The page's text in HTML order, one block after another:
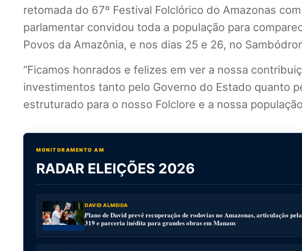
retomada do 67º Festival Folclórico do Amazonas
parlamentar convidou toda a população para
Povos da Amazônia, e nos dias 25 e 26, no
“Ficamos honrados e felizes em ver a nossa
investimentos tanto pelo Governo do Estado quanto
estruturado para o nosso Folclore e a nossa
MONITORAMENTO AM
RADAR ELEIÇÕES 2026
DAVID ALMEIDA
Plano de David prevê recuperação de rodovias no Amazonas, articulação
319 e parceria inédita para grandes obras em Manaus